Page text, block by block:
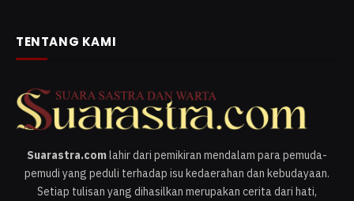
TENTANG KAMI
Suarastra.comlahir dari pemikiran mendalam para pemuda-
pemudi yang peduli terhadap isu kedaerahan dan kebudayaan.
Setiap tulisan yang dihasilkan merupakan cerita dari hati,